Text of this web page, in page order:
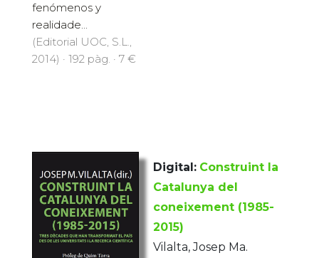
fenómenos y
realidade...
(Editorial UOC, S.L.,
2014) · 192 pàg. · 7 €
Digital: Construint la
Catalunya del
coneixement (1985-
2015)
Vilalta, Josep Ma.